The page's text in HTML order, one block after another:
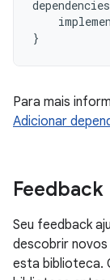
dependencies
}
Para mais
Adicionar
Feedback
Seu feedback
descobrir
esta biblioteca.